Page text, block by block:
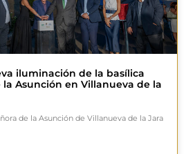
iluminación de la basílica
la Asunción en Villanueva de la
de la Asunción de Villanueva de la Jara